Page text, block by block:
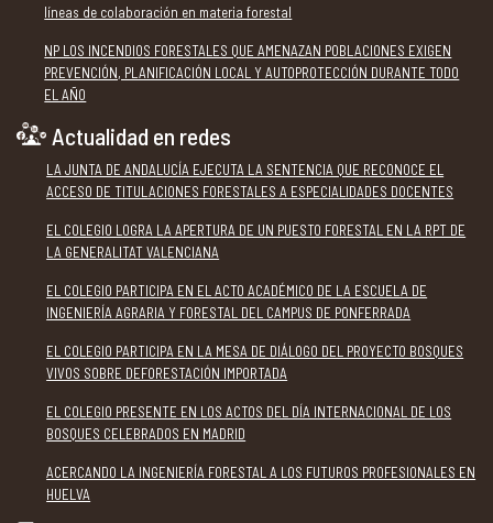
líneas de colaboración en materia forestal
NP LOS INCENDIOS FORESTALES QUE AMENAZAN POBLACIONES EXIGEN
PREVENCIÓN, PLANIFICACIÓN LOCAL Y AUTOPROTECCIÓN DURANTE TODO
EL AÑO
Actualidad en redes
LA JUNTA DE ANDALUCÍA EJECUTA LA SENTENCIA QUE RECONOCE EL
ACCESO DE TITULACIONES FORESTALES A ESPECIALIDADES DOCENTES
EL COLEGIO LOGRA LA APERTURA DE UN PUESTO FORESTAL EN LA RPT DE
LA GENERALITAT VALENCIANA
EL COLEGIO PARTICIPA EN EL ACTO ACADÉMICO DE LA ESCUELA DE
INGENIERÍA AGRARIA Y FORESTAL DEL CAMPUS DE PONFERRADA
EL COLEGIO PARTICIPA EN LA MESA DE DIÁLOGO DEL PROYECTO BOSQUES
VIVOS SOBRE DEFORESTACIÓN IMPORTADA
EL COLEGIO PRESENTE EN LOS ACTOS DEL DÍA INTERNACIONAL DE LOS
BOSQUES CELEBRADOS EN MADRID
ACERCANDO LA INGENIERÍA FORESTAL A LOS FUTUROS PROFESIONALES EN
HUELVA